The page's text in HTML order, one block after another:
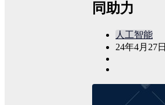
同助力
人工智能
24年4月27日